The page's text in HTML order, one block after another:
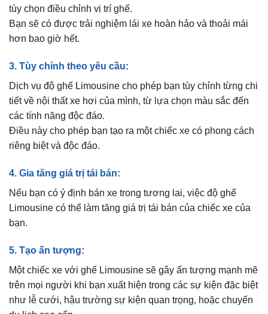
tùy chọn điều chỉnh vị trí ghế.
Bạn sẽ có được trải nghiệm lái xe hoàn hảo và thoải mái
hơn bao giờ hết.
3. Tùy chỉnh theo yêu cầu:
Dịch vụ độ ghế Limousine cho phép bạn tùy chỉnh từng chi
tiết về nội thất xe hơi của mình, từ lựa chọn màu sắc đến
các tính năng độc đáo.
Điều này cho phép bạn tạo ra một chiếc xe có phong cách
riêng biệt và độc đáo.
4. Gia tăng giá trị tái bán:
Nếu bạn có ý định bán xe trong tương lai, việc độ ghế
Limousine có thể làm tăng giá trị tái bán của chiếc xe của
bạn.
5. Tạo ấn tượng:
Một chiếc xe với ghế Limousine sẽ gây ấn tượng mạnh mẽ
trên mọi người khi bạn xuất hiện trong các sự kiện đặc biệt
như lễ cưới, hậu trường sự kiện quan trọng, hoặc chuyến